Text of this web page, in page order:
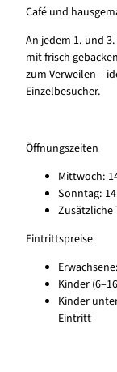
Café und
An jedem 1. und
mit frisch
zum Verweilen –
Einzelbesucher.
Öffnungszeiten
Mittwoch:
Sonntag:
Zusätzliche
Eintrittspreise
Kinder
Kinder
Eintritt